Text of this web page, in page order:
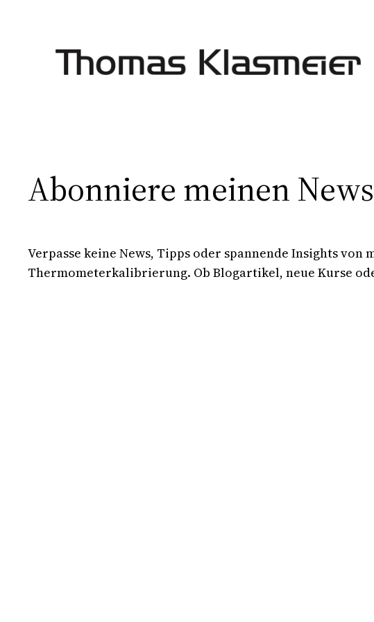
springen
Abonniere meinen
Verpasse keine News, Tipps oder spannende Insights
Thermometerkalibrierung. Ob Blogartikel, neue Kurse